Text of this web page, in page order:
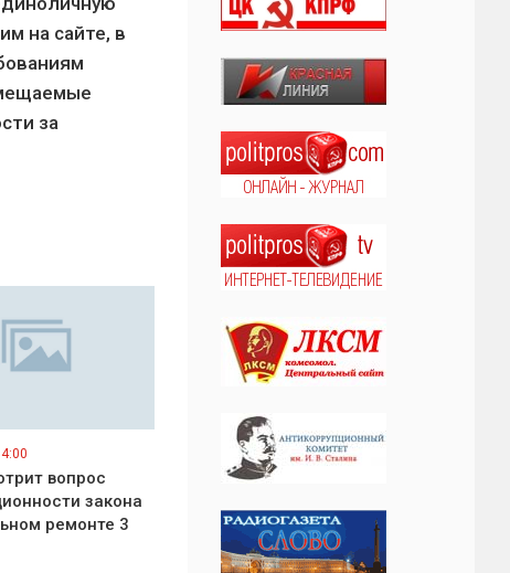
на сайте, в
за
вопрос
закона
ремонте 3